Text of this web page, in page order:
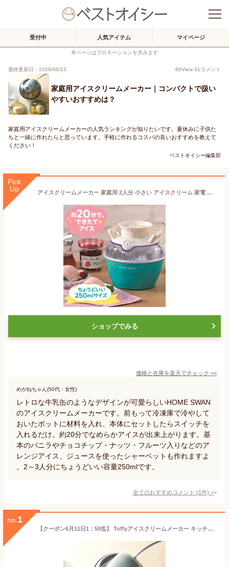
受付中 人気アイテム マイページ
本ページはプロモーションを含みます
最終更新日：2026/06/23 80View 31 コメント
家庭用アイスクリームメーカー｜コンパクトで扱い
やすいおすすめは？
家庭用アイスクリームメーカーの人気ランキングが知りたいです。夏休みに子供た
ちと一緒に作れたらと思っています。手軽に作れるコスパの良いおすすめを教えて
ください！
ベストオイシー編集部
Pick
Up
アイスクリームメーカー 家庭用 2人分 小さい アイスクリーム 家電 手作り 自家製 アイス 簡単 入れるだけ おしゃれ 調理家電 かわいい デザイン 誕生日 プレゼント 結婚祝い 出産祝い ギフト
ショップでみる
価格と在庫を楽天でチェック >>
めがねちゃん(50代・女性)
レトロな牛乳缶のようなデザインが可愛らしいHOME SWAN
のアイスクリームメーカーです。前もって冷凍庫で冷やして
おいたポットに材料を入れ、本体にセットしたらスイッチを
入れるだけ。約20分でなめらかアイスが出来上がります。基
本のバニラやチョコチップ・ナッツ・フルーツ入りなどのア
レンジアイス、ジュースを使ったシャーベットも作れますよ
。2～3人分にちょうどいい容量250mlです。
全てのおすすめコメント (1件) >
no. 1
【クーポン6月11日1：59迄】 Toffyアイスクリームメーカー キッチン家電 調理家電 KR1229 ＼LINE友だち登録でクーポン／